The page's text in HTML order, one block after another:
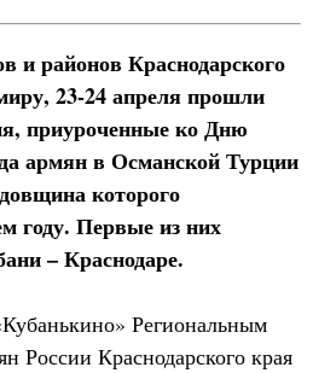
и районов Краснодарского
23-24 апреля прошли
приуроченные ко Дню
армян в Османской Турции
которого
году. Первые из них
– Краснодаре.
Региональным
России Краснодарского края